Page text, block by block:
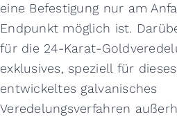
eine Befestigung nur am
Endpunkt möglich ist.
für die 24-Karat-
exklusives, speziell für
entwickeltes galvanisches
Veredelungsverfahren